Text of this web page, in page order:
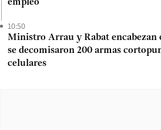
empleo
10:50
Ministro Arrau y Rabat encabezan
se decomisaron 200 armas
celulares